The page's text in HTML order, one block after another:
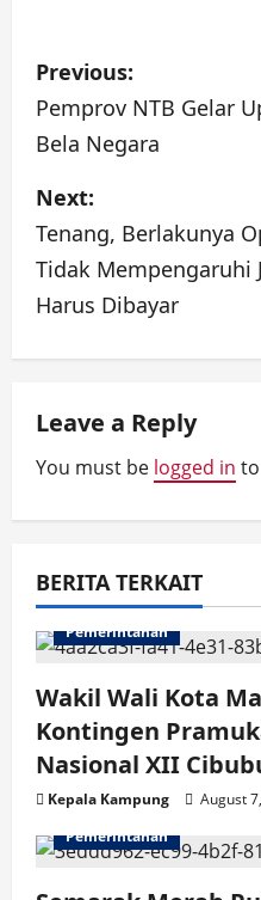
P
o
s
t
n
a
v
i
g
a
i
o
n
Previous:
Pemprov NTB Gelar
Bela Negara
Next:
Tenang, Berlakunya
Tidak Mempengaruhi
Harus Dibayar
Leave a Reply
You must be logged in
BERITA TERKAIT
Pemerintahan
Wakil Wali Kota
Kontingen
Nasional XII
Kepala Kampung August
Pemerintahan